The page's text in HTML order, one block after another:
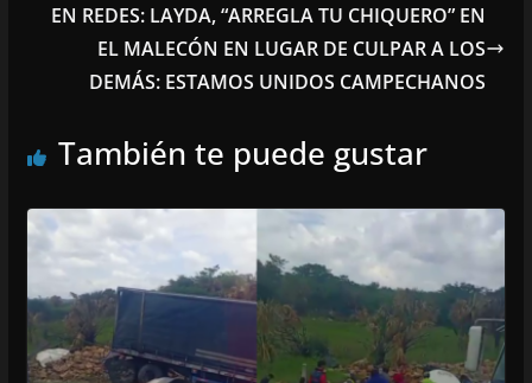
EN REDES: LAYDA, “ARREGLA TU CHIQUERO” EN
EL MALECÓN EN LUGAR DE CULPAR A LOS
DEMÁS: ESTAMOS UNIDOS CAMPECHANOS
También te puede gustar